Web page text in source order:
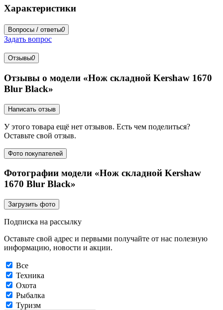
Характеристики
Вопросы / ответы0
Задать вопрос
Отзывы0
Отзывы о модели «Нож складной Kershaw 1670
Blur Black»
Написать отзыв
У этого товара ещё нет отзывов. Есть чем поделиться?
Оставьте свой отзыв.
Фото покупателей
Фотографии модели «Нож складной Kershaw
1670 Blur Black»
Загрузить фото
Подписка на рассылку
Оставьте свой адрес и первыми получайте от нас полезную
информацию, новости и акции.
Все
Техника
Охота
Рыбалка
Туризм